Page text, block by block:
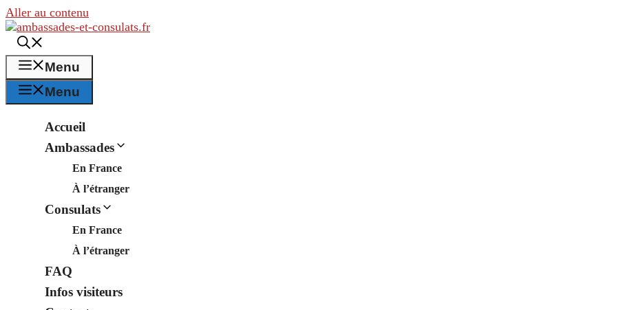
Aller au contenu
Menu
Menu
Accueil
Ambassades
En France
À l’étranger
Consulats
En France
À l’étranger
FAQ
Infos visiteurs